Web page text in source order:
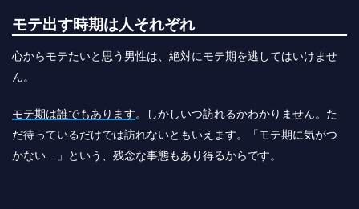
モテ出す時期は人それぞれ
心からモテたいと思う男性は、絶対にモテ期を逃してはいけませ
ん。
モテ期は誰でもあります。しかしいつ訪れるかわかりません。た
だ待っているだけでは訪れないともいえます。「モテ期に気がつ
かない…」という、残念な事態もあり得るからです。